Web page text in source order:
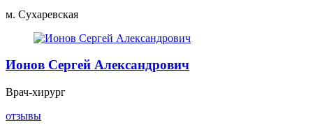
м. Сухаревская
Ионов Сергей Александрович
Врач-хирург
отзывы